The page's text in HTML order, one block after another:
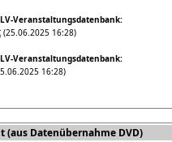
Veranstaltungsdatenbank:
(25.06.2025 16:28)
Veranstaltungsdatenbank:
16:28)
(aus Datenübernahme DVD)